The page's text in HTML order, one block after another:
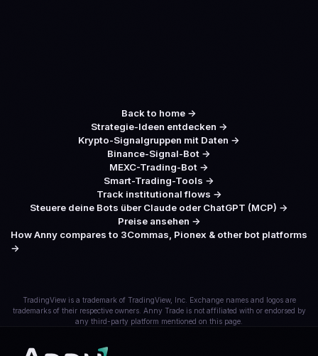
Back to home →
Strategie-Ideen entdecken →
Krypto-Signalgruppen mit Daten →
Binance-Signal-Bot →
MEXC-Trading-Bot →
Smart-Trading-Tools →
Track institutional flows →
Steuere deine Bots über Claude oder ChatGPT (MCP) →
Preise ansehen →
How Anny compares to 3Commas, Pionex & other bot platforms
→
TradingView is a trademark of TradingView, Inc. Exchange names and logos are
trademarks of their respective owners. Anny Trade is not affiliated with or endorsed by
any third-party platform mentioned on this page.